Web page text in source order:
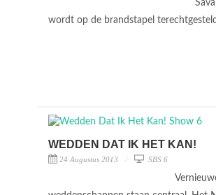
wordt op de brandstapel
WEDDEN DAT IK HET KAN!
24 Augustus 2013 SBS 6